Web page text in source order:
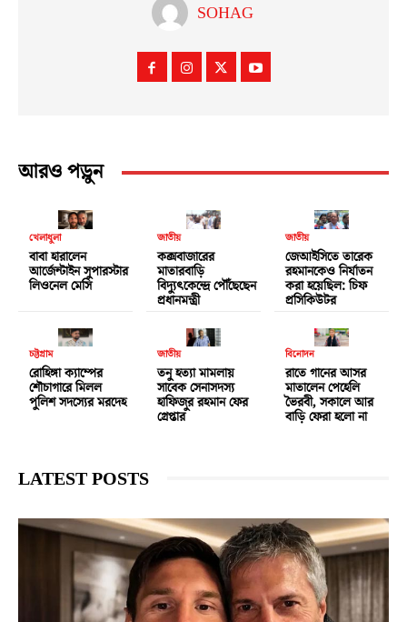
SOHAG
আরও পড়ুন
খেলাধুলা
বাবা হারালেন
আর্জেন্টাইন সুপারস্টার
লিওনেল মেসি
জাতীয়
কক্সবাজারের
মাতারবাড়ি
বিদ্যুৎকেন্দ্রে পৌঁছেছেন
প্রধানমন্ত্রী
জাতীয়
জেআইসিতে তারেক
রহমানকেও নির্যাতন
করা হয়েছিল: চিফ
প্রসিকিউটর
চট্টগ্রাম
রোহিঙ্গা ক্যাম্পের
শৌচাগারে মিলল
পুলিশ সদস্যের মরদেহ
জাতীয়
তনু হত্যা মামলায়
সাবেক সেনাসদস্য
হাফিজুর রহমান ফের
গ্রেপ্তার
বিনোদন
রাতে গানের আসর
মাতালেন পেহেলি
ভৈরবী, সকালে আর
বাড়ি ফেরা হলো না
LATEST POSTS